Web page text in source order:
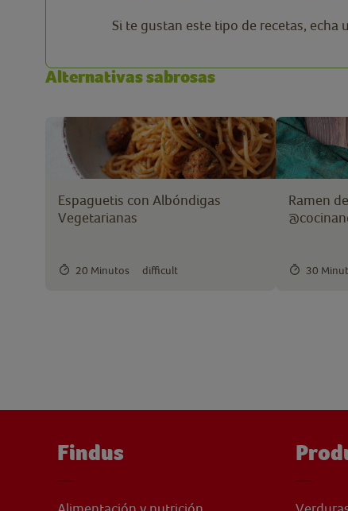
Si te gustan este tipo de recetas, echa
Alternativas sabrosas
Espaguetis con Albóndigas
Vegetarianas
20 Minutos difficult
Ramen
30
Findus